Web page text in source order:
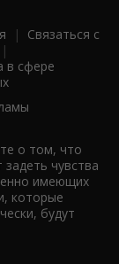
| Связаться с
|
в сфере
о том, что
чувства
имеющих
которые
будут